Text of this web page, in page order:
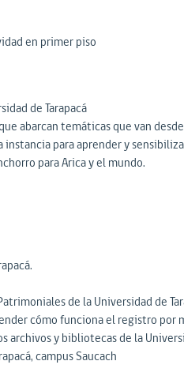
en primer piso
de Tarapacá
abarcan temáticas que van
para aprender y
para Arica y el mundo.
de la Universidad de
cómo funciona el registro
archivos y bibliotecas de la
campus Saucach